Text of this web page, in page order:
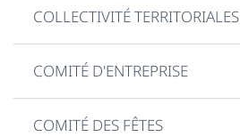
COLLECTIVITÉ TERRITORIALES
COMITÉ D'ENTREPRISE
COMITÉ DES FÊTES